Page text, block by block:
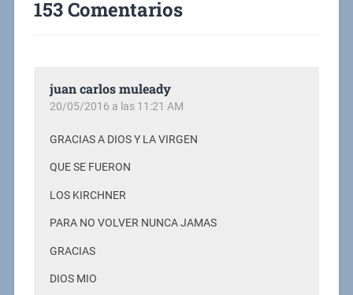
153 Comentarios
juan carlos muleady
20/05/2016 a las 11:21 AM
GRACIAS A DIOS Y LA VIRGEN
QUE SE FUERON
LOS KIRCHNER
PARA NO VOLVER NUNCA JAMAS
GRACIAS
DIOS MIO